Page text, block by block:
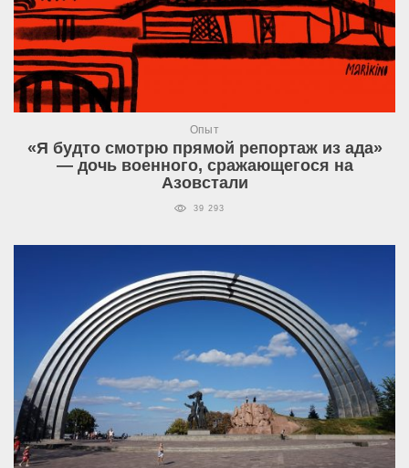
Опыт
«Я будто смотрю прямой репортаж из ада»
— дочь военного, сражающегося на
Азовстали
39 293